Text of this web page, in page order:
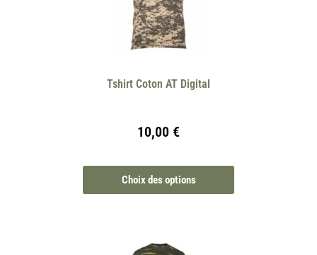
Tshirt Coton AT Digital
10,00 €
Choix des options